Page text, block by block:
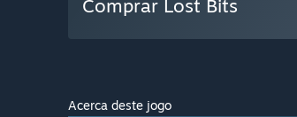
Comprar Lost Bits
Acerca deste jogo